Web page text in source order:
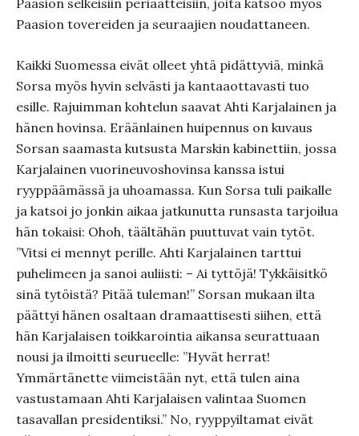
Paasion selkeisiin periaatteisiin, joita katsoo myös
Paasion tovereiden ja seuraajien noudattaneen.
Kaikki Suomessa eivät olleet yhtä pidättyviä, minkä
Sorsa myös hyvin selvästi ja kantaaottavasti tuo
esille. Rajuimman kohtelun saavat Ahti Karjalainen ja
hänen hovinsa. Eräänlainen huipennus on kuvaus
Sorsan saamasta kutsusta Marskin kabinettiin, jossa
Karjalainen vuorineuvoshovinsa kanssa istui
ryyppäämässä ja uhoamassa. Kun Sorsa tuli paikalle
ja katsoi jo jonkin aikaa jatkunutta runsasta tarjoilua
hän tokaisi: Ohoh, täältähän puuttuvat vain tytöt.
”Vitsi ei mennyt perille. Ahti Karjalainen tarttui
puhelimeen ja sanoi auliisti: – Ai tyttöjä! Tykkäisitkö
sinä tytöistä? Pitää tuleman!” Sorsan mukaan ilta
päättyi hänen osaltaan dramaattisesti siihen, että
hän Karjalaisen toikkarointia aikansa seurattuaan
nousi ja ilmoitti seurueelle: ”Hyvät herrat!
Ymmärtänette viimeistään nyt, että tulen aina
vastustamaan Ahti Karjalaisen valintaa Suomen
tasavallan presidentiksi.” No, ryyppyiltamat eivät